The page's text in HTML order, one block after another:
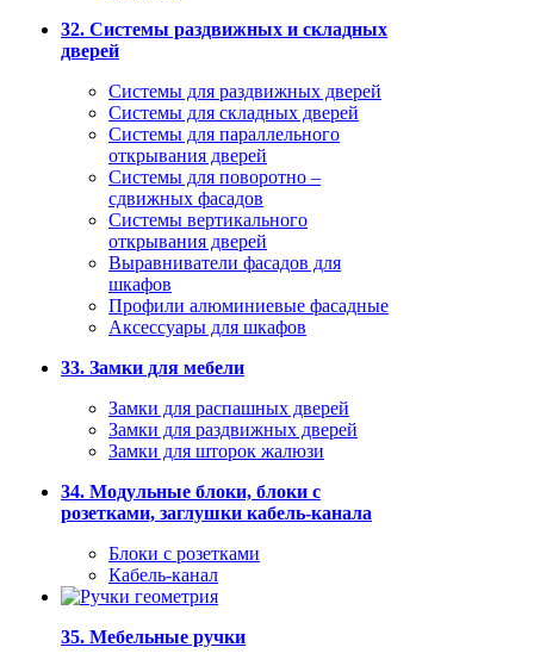
32. Системы раздвижных и складных
дверей
Системы для раздвижных дверей
Системы для складных дверей
Системы для параллельного
открывания дверей
Системы для поворотно –
сдвижных фасадов
Системы вертикального
открывания дверей
Выравниватели фасадов для
шкафов
Профили алюминиевые фасадные
Аксессуары для шкафов
33. Замки для мебели
Замки для распашных дверей
Замки для раздвижных дверей
Замки для шторок жалюзи
34. Модульные блоки, блоки с
розетками, заглушки кабель-канала
Блоки с розетками
Кабель-канал
35. Мебельные ручки